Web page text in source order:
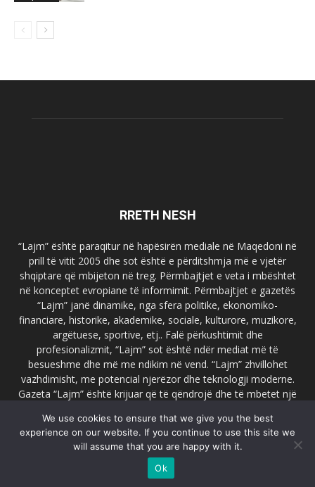
RRETH NESH
“Lajm” është paraqitur në hapësirën mediale në Maqedoni në
prill të vitit 2005 dhe sot është e përditshmja më e vjetër
shqiptare që mbijeton në treg. Përmbajtjet e veta i mbështet
në konceptet evropiane të informimit. Përmbajtjet e gazetës
“Lajm” janë dinamike, nga sfera politike, ekonomiko-
financiare, historike, akademike, sociale, kulturore, muzikore,
argëtuese, sportive, etj.. Falë përkushtimit dhe
profesionalizmit, “Lajm” sot është ndër mediat më të
besueshme dhe më me ndikim në vend. “Lajm” zhvillohet
vazhdimisht, me potencial njerëzor dhe teknologji moderne.
Gazeta “Lajm” është krijuar që të qëndrojë dhe të mbetet një
faqja zyrtare e gazetës “Lajm”, www.lajmpress.org është një
ndër portalet më të njohur në Maqedoni.
lajm.sk@gmail.com
We use cookies to ensure that we give you the best
experience on our website. If you continue to use this site we
will assume that you are happy with it.
Ok